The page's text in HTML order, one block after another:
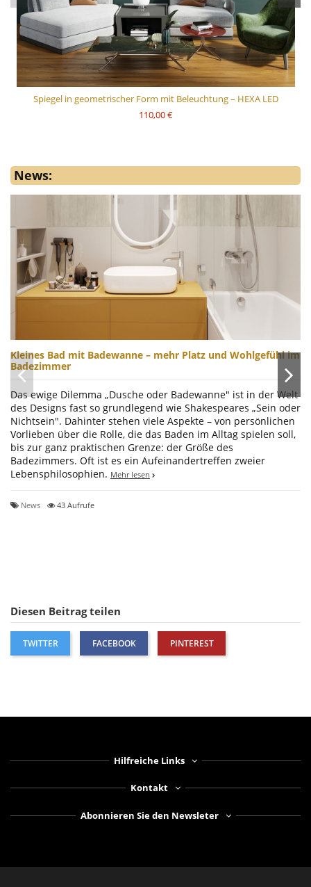
Spiegel in geometrischer Form mit Beleuchtung – HEXA LED
110,00 €
News:
Kleines Bad mit Badewanne – mehr Platz und Wohlgefühl im
Badezimmer
Das ewige Dilemma „Dusche oder Badewanne" ist in der Welt
des Designs fast so grundlegend wie Shakespeares „Sein oder
Nichtsein". Dahinter stehen viele Aspekte – von persönlichen
Vorlieben über die Rolle, die das Baden im Alltag spielen soll,
bis zur ganz praktischen Grenze: der Größe des
Badezimmers. Oft ist es ein Aufeinandertreffen zweier
Lebensphilosophien. Mehr lesen
News 43 Aufrufe
Diesen Beitrag teilen
TWITTER FACEBOOK PINTEREST
Hilfreiche Links
Kontakt
Abonnieren Sie den Newsleter